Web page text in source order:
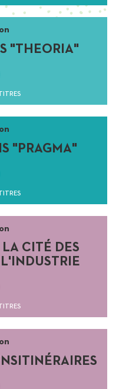
"THEORIA"
"PRAGMA"
CITÉ DES